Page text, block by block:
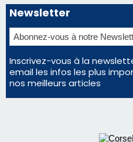
Régie publicitaire
Nous contacter
© 2026